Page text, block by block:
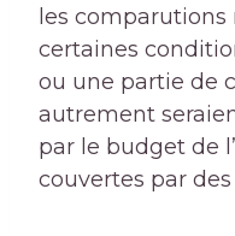
les comparutions
certaines
ou une partie de
autrement
par le budget de
couvertes par